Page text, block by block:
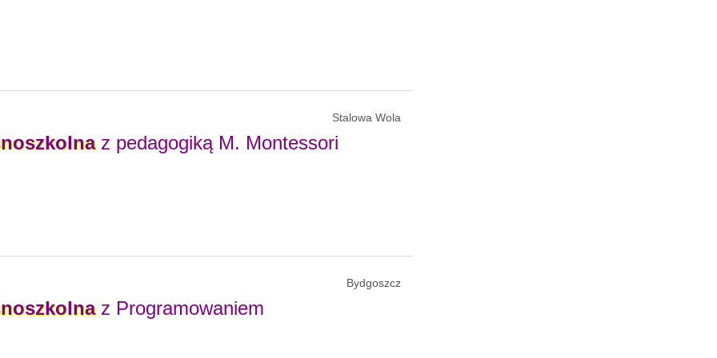
Stalowa Wola
z pedagogiką M. Montessori
Bydgoszcz
z Programowaniem